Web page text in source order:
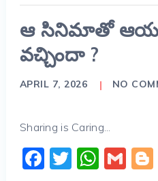
ఆ సినిమాతో
వచ్చిందా ?
APRIL 7, 2026 NO
Sharing is Caring...
Facebook
Twitter